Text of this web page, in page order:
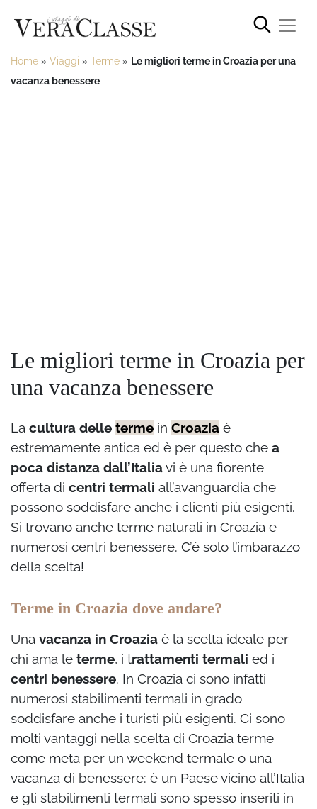
Home » Viaggi » Terme » Le migliori terme in Croazia per una
vacanza benessere
Le migliori terme in Croazia per
una vacanza benessere
La cultura delle terme in Croazia è
estremamente antica ed è per questo che a
poca distanza dall’Italiavi è una fiorente
offerta di centri termali all’avanguardia che
possono soddisfare anche i clienti più esigenti.
Si trovano anche terme naturali in Croazia e
numerosi centri benessere. C’è solo l’imbarazzo
della scelta!
Terme in Croazia dove andare?
Una vacanza in Croazia è la scelta ideale per
chi ama le terme, i trattamenti termali ed i
centri benessere. In Croazia ci sono infatti
numerosi stabilimenti termali in grado
soddisfare anche i turisti più esigenti. Ci sono
molti vantaggi nella scelta di Croazia terme
come meta per un weekend termale o una
vacanza di benessere: è un Paese vicino all’Italia
e gli stabilimenti termali sono spesso inseriti in